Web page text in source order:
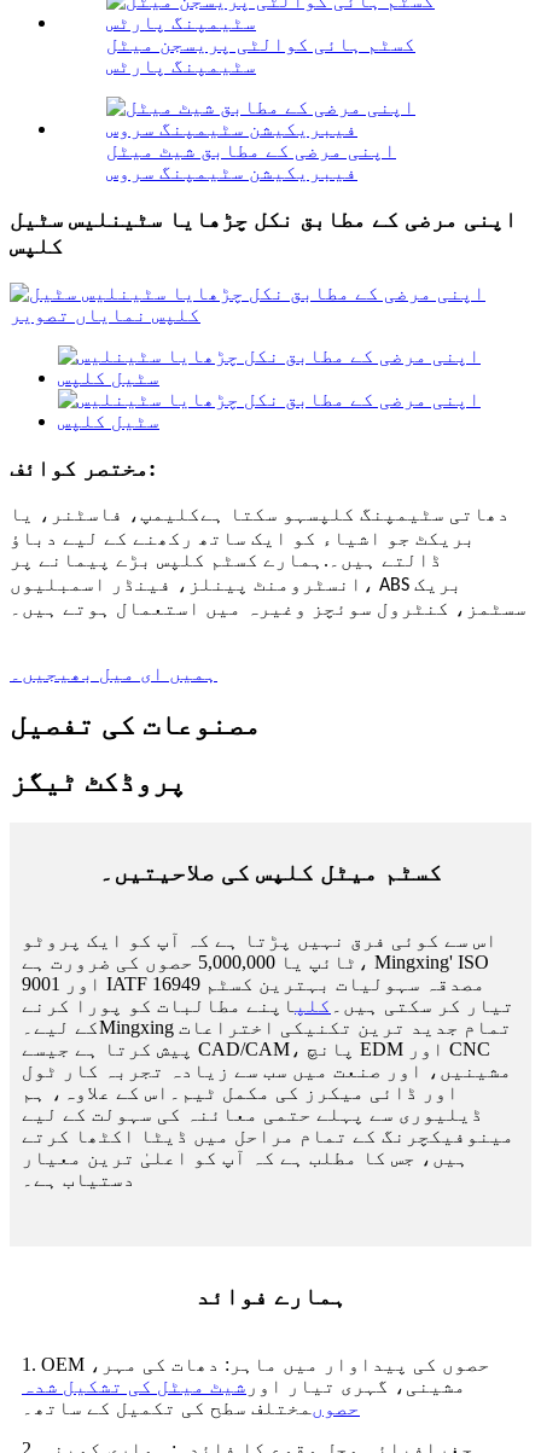
کسٹم ہائی کوالٹی پریسجن میٹل
سٹیمپنگ پارٹس
اپنی مرضی کے مطابق شیٹ میٹل
فیبریکیشن سٹیمپنگ سروس
اپنی مرضی کے مطابق نکل چڑھایا سٹینلیس سٹیل
کلپس
مختصر کوائف:
دھاتی سٹیمپنگ کلپسہو سکتا ہےکلیمپ، فاسٹنر، یا
بریکٹ جو اشیاء کو ایک ساتھ رکھنے کے لیے دباؤ
ڈالتے ہیں۔ .ہمارے کسٹم کلپس بڑے پیمانے پر
انسٹرومنٹ پینلز، فینڈر اسمبلیوں، ABS بریک
سسٹمز، کنٹرول سوئچز وغیرہ میں استعمال ہوتے ہیں۔
ہمیں ای میل بھیجیں۔
مصنوعات کی تفصیل
پروڈکٹ ٹیگز
کسٹم میٹل کلپس کی صلاحیتیں۔
اس سے کوئی فرق نہیں پڑتا ہے کہ آپ کو ایک پروٹو
ٹائپ یا 5,000,000 حصوں کی ضرورت ہے، Mingxing' ISO
9001 اور IATF 16949 مصدقہ سہولیات بہترین کسٹم
تیار کر سکتی ہیں۔
کلپ اپنے مطالبات کو پورا کرنے
کے لیے۔Mingxing تمام جدید ترین تکنیکی اختراعات
پیش کرتا ہے جیسے CAD/CAM، پانچ EDM اور CNC
مشینیں، اور صنعت میں سب سے زیادہ تجربہ کار ٹول
اور ڈائی میکرز کی مکمل ٹیم۔اس کے علاوہ، ہم
ڈیلیوری سے پہلے حتمی معائنہ کی سہولت کے لیے
مینوفیکچرنگ کے تمام مراحل میں ڈیٹا اکٹھا کرتے
ہیں، جس کا مطلب ہے کہ آپ کو اعلیٰ ترین معیار
دستیاب ہے۔
ہمارے فوائد
1. OEM حصوں کی پیداوار میں ماہر: دھات کی مہر،
مشینی، گہری تیار اور شیٹ میٹل کی تشکیل شدہ
حصوں مختلف سطح کی تکمیل کے ساتھ۔
2. جغرافیائی محل وقوع کا فائدہ: ہماری کمپنی